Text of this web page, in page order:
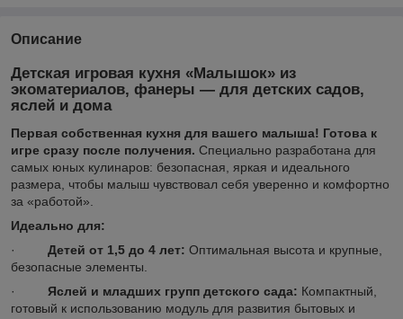
Описание
Детская игровая кухня «Малышок» из
экоматериалов, фанеры — для детских садов,
яслей и дома
Первая собственная кухня для вашего малыша! Готова к
игре сразу после получения. Специально разработана для
самых юных кулинаров: безопасная, яркая и идеального
размера, чтобы малыш чувствовал себя уверенно и комфортно
за «работой».
Идеально для:
· Детей от 1,5 до 4 лет: Оптимальная высота и крупные,
безопасные элементы.
· Яслей и младших групп детского сада: Компактный,
готовый к использованию модуль для развития бытовых и